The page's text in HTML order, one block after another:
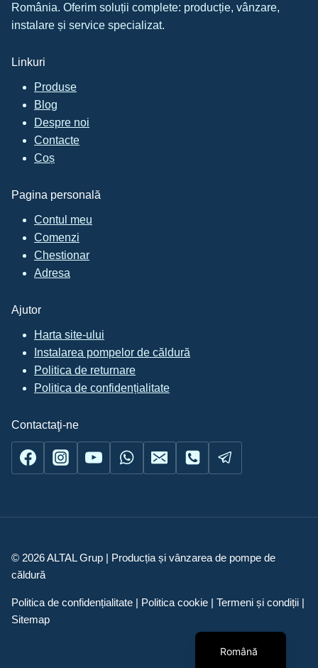
România. Oferim soluții complete: producție, vânzare,
instalare și service specializat.
Linkuri
Produse
Blog
Despre noi
Contacte
Coș
Pagina personală
Contul meu
Comenzi
Chestionar
Adresa
Ajutor
Harta site-ului
Instalarea pompelor de căldură
Politica de returnare
Politica de confidențialitate
Contactaţi-ne
© 2026 ALTAL Grup | Producția și vânzarea de pompe de
căldură
Politica de confidențialitate | Politica cookie | Termeni și condiții |
Sitemap
Română
English